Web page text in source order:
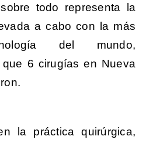
todo representa la
a cabo con la más
del mundo,
6 cirugías en Nueva
la práctica quirúrgica,